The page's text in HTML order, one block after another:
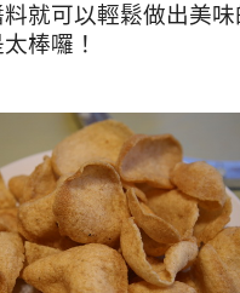
料就可以輕鬆做出美味
棒囉！